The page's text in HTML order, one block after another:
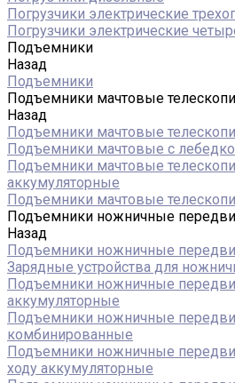
Погрузчики электрические
Погрузчики электрические
Подъемники
Назад
Подъемники
Подъемники мачтовые
Назад
Подъемники мачтовые
Подъемники мачтовые с
Подъемники мачтовые
аккумуляторные
Подъемники мачтовые
Подъемники ножничные
Назад
Подъемники ножничные
Зарядные устройства для
Подъемники ножничные
аккумуляторные
Подъемники ножничные
комбинированные
Подъемники ножничные
ходу аккумуляторные